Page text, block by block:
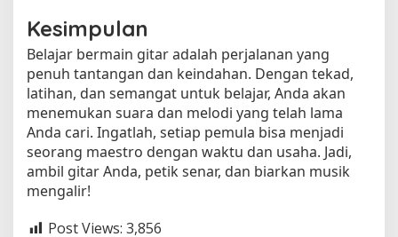
Kesimpulan
Belajar bermain gitar adalah perjalanan yang
penuh tantangan dan keindahan. Dengan tekad,
latihan, dan semangat untuk belajar, Anda akan
menemukan suara dan melodi yang telah lama
Anda cari. Ingatlah, setiap pemula bisa menjadi
seorang maestro dengan waktu dan usaha. Jadi,
ambil gitar Anda, petik senar, dan biarkan musik
mengalir!
Post Views: 3,856